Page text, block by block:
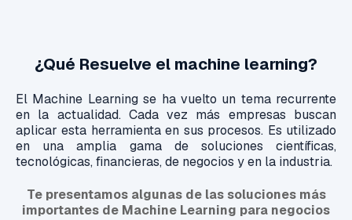
¿Qué Resuelve el machine learning?
El Machine Learning se ha vuelto un tema recurrente
en la actualidad. Cada vez más empresas buscan
aplicar esta herramienta en sus procesos. Es utilizado
en una amplia gama de soluciones científicas,
tecnológicas, financieras, de negocios y en la industria.
Te presentamos algunas de las soluciones más
importantes de Machine Learning para negocios